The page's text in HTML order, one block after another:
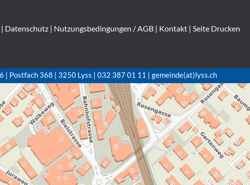
Datenschutz| Nutzungsbedingungen / AGB| Kontakt| Seite Drucken
| Postfach 368 | 3250 Lyss | 032 387 01 11 | gemeinde(at)lyss.ch